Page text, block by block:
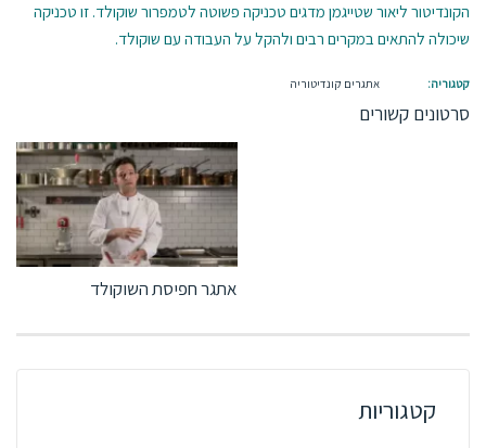
הקונדיטור ליאור שטייגמן מדגים טכניקה פשוטה לטמפרור שוקולד. זו טכניקה
שיכולה להתאים במקרים רבים ולהקל על העבודה עם שוקולד.
אתגרים קונדיטוריה
אתגר חפיסת השוקולד
קטגוריות